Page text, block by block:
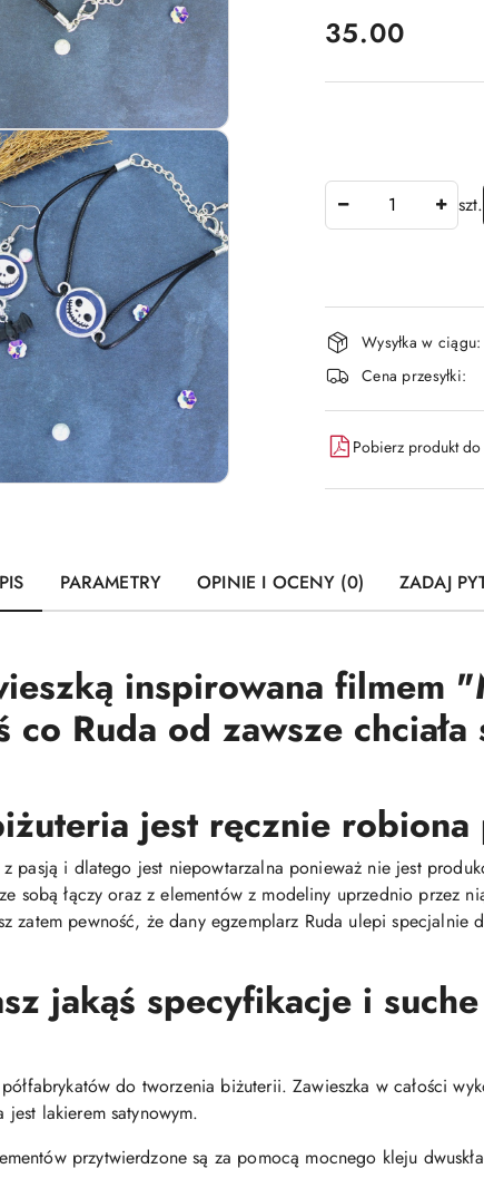
cena:
35.00
szt.
Dostępność
i
dostawa
Wysyłka w ciągu:
Cena przesyłki:
Pobierz produkt do
PARAMETRY OPINIE I OCENY (0) ZADAJ
inspirowana filmem
Ruda od zawsze
jest ręcznie robiona
pasją i dlatego jest niepowtarzalna ponieważ nie jest
sobą łączy oraz z elementów z modeliny uprzednio przez
zatem pewność, że dany egzemplarz Ruda ulepi specjalnie
jakąś specyfikacje i
do tworzenia biżuterii. Zawieszka w całości
lakierem satynowym.
przytwierdzone są za pomocą mocnego kleju